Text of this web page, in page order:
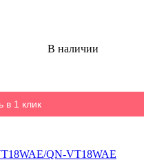
В наличии
в 1 клик
QN-VT18WAE